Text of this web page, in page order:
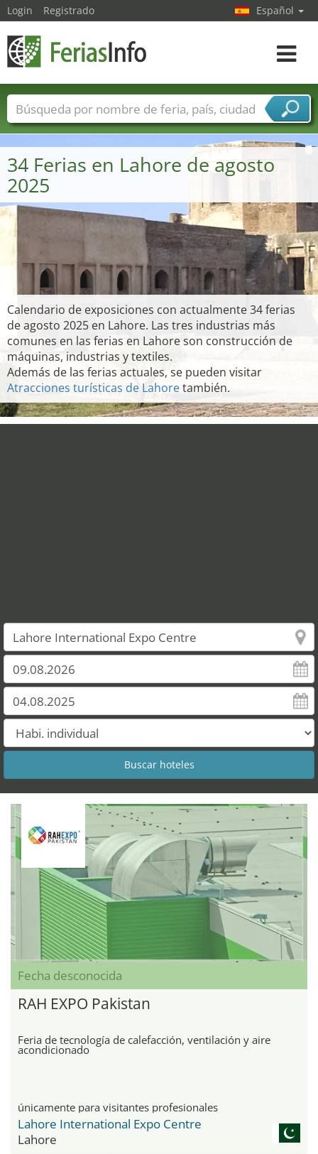
34 Ferias en Lahore de agosto
2025
Calendario de exposiciones con actualmente 34 ferias
de agosto 2025 en Lahore. Las tres industrias más
comunes en las ferias en Lahore son construcción de
máquinas, industrias y textiles.
Además de las ferias actuales, se pueden visitar
Atracciones turísticas de Lahoretambién.
Fecha desconocida
RAH EXPO Pakistan
Feria de tecnología de calefacción, ventilación y aire
acondicionado
únicamente para visitantes profesionales
Lahore International Expo Centre
Lahore
Login Registrado Español
toggle
Nombres de ferias Países
Ciudades
Sectores de ferias
Sectores de proveedor de servicios